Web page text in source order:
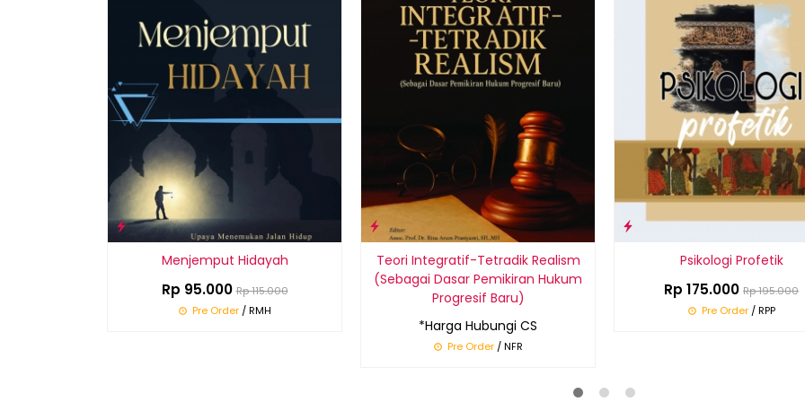
Menjemput Hidayah
Rp 95.000 Rp 115.000
Pre Order/ RMH
Teori Integratif-Tetradik Realism
(Sebagai Dasar Pemikiran Hukum
Progresif Baru)
*Harga Hubungi CS
Pre Order/ NFR
Psikologi Profetik
Rp 175.000 Rp 195.000
Pre Order/ RPP